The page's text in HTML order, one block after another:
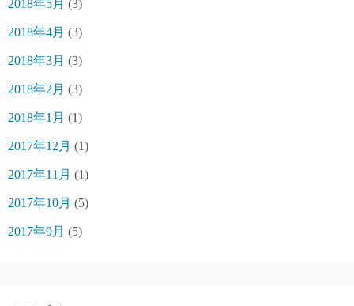
2018年5月 (3)
2018年4月 (3)
2018年3月 (3)
2018年2月 (3)
2018年1月 (1)
2017年12月 (1)
2017年11月 (1)
2017年10月 (5)
2017年9月 (5)